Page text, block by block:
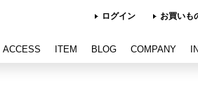
ログイン お買いも
ACCESS ITEM BLOG COMPANY